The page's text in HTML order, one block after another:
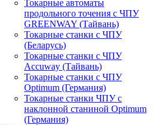
Токарные автоматы
продольного точения с ЧПУ
GREENWAY (Тайвань)
Токарные станки с ЧПУ
(Беларусь)
Токарные станки с ЧПУ
Accuway (Тайвань)
Токарные станки с ЧПУ
Optimum (Германия)
Токарные станки ЧПУ с
наклонной станиной Optimum
(Германия)